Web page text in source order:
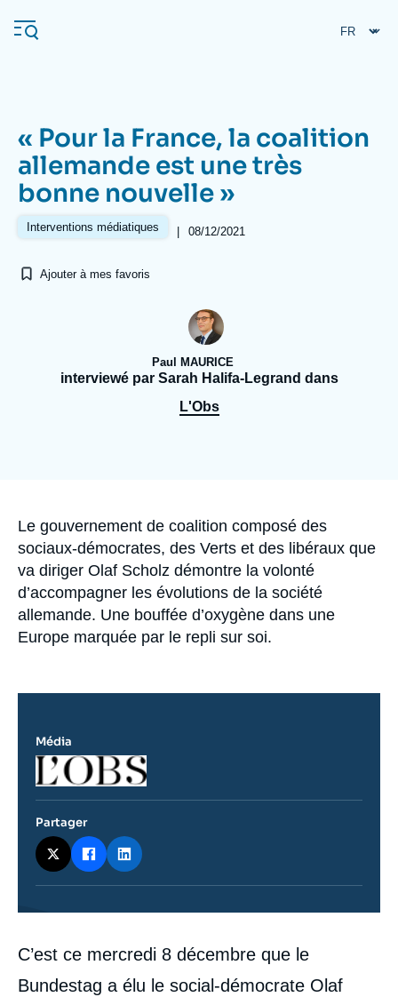
au
contenu
Navigation
principale
L'Ifri
Se connecter
À propos de l'Ifri
Proche-Orient
« Pour la France, la coalition
allemande est une très
bonne nouvelle »
Interventions médiatiques | 08/12/2021
Ajouter à mes favoris
Paul MAURICE
interviewé par Sarah Halifa-Legrand dans
L'Obs
Accroche
Le gouvernement de coalition composé des
sociaux-démocrates, des Verts et des libéraux que
va diriger Olaf Scholz démontre la volonté
d’accompagner les évolutions de la société
allemande. Une bouffée d’oxygène dans une
Europe marquée par le repli sur soi.
Contenu
intervention
médiatique
C’est ce mercredi 8 décembre que le
Bundestag a élu le social-démocrate Olaf
Média
Logo
Partager